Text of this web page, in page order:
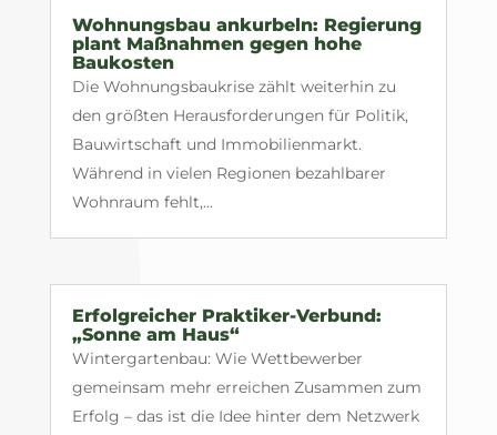
Wohnungsbau ankurbeln: Regierung
plant Maßnahmen gegen hohe
Baukosten
Die Wohnungsbaukrise zählt weiterhin zu
den größten Herausforderungen für Politik,
Bauwirtschaft und Immobilienmarkt.
Während in vielen Regionen bezahlbarer
Wohnraum fehlt,...
Erfolgreicher Praktiker-Verbund:
„Sonne am Haus“
Wintergartenbau: Wie Wettbewerber
gemeinsam mehr erreichen Zusammen zum
Erfolg – das ist die Idee hinter dem Netzwerk